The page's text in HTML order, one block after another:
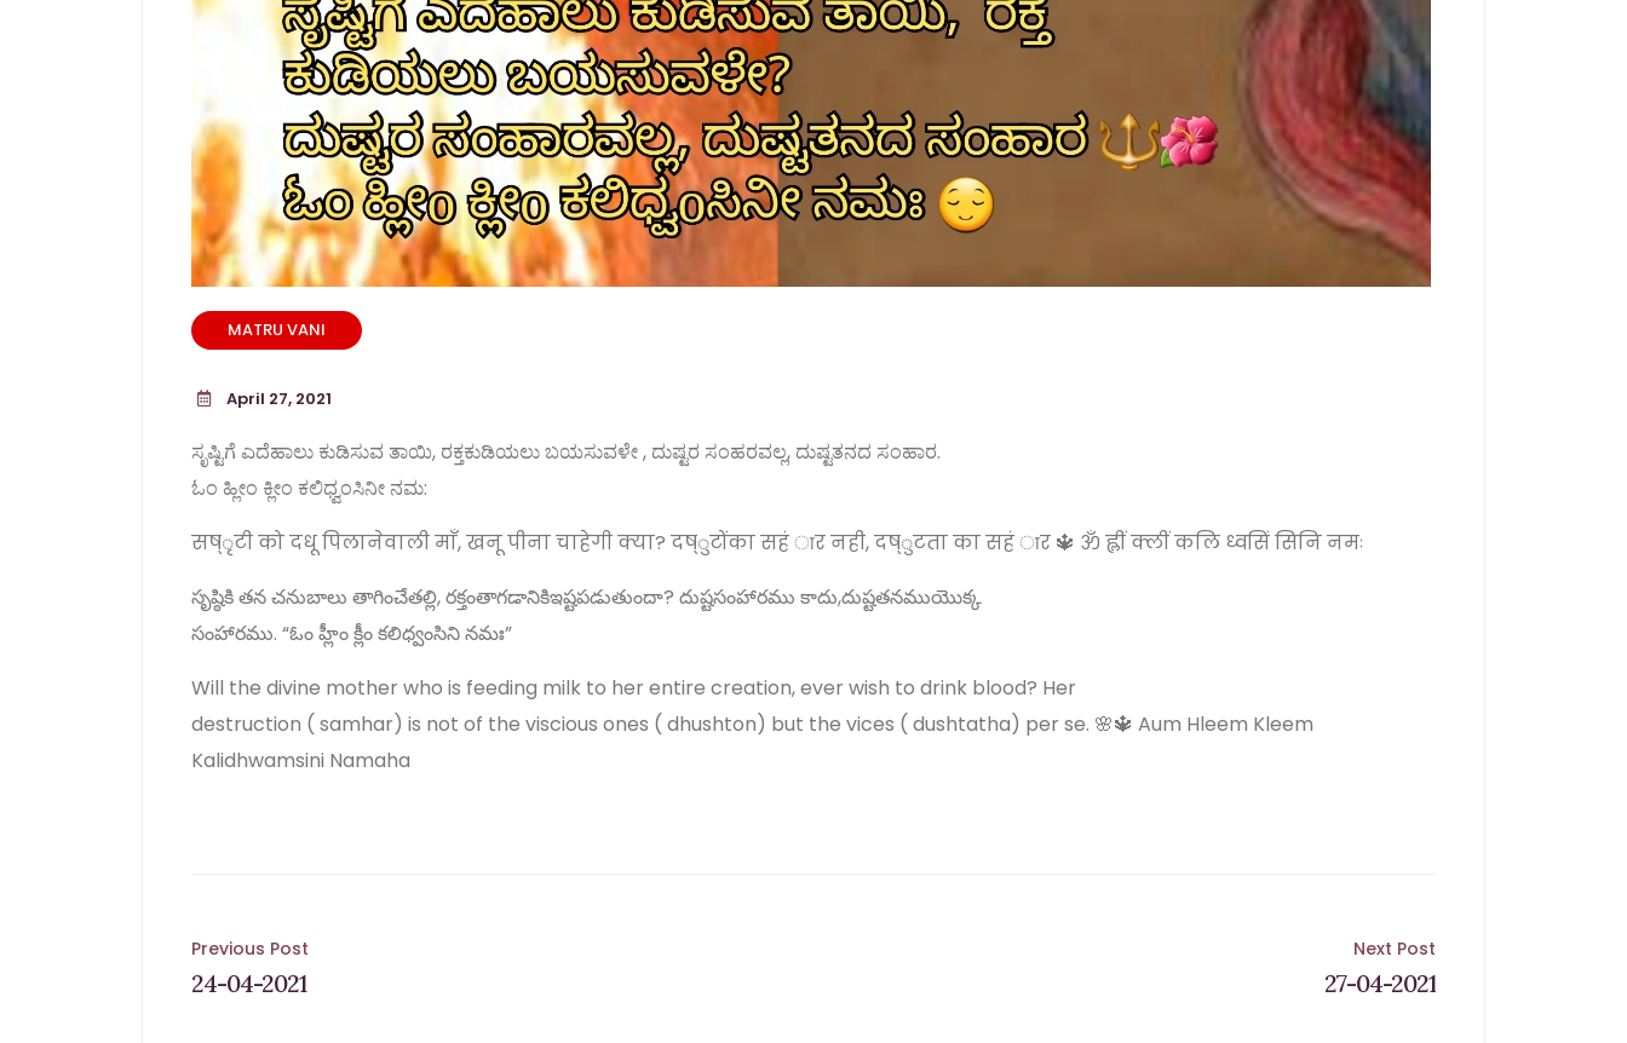
MATRU VANI
April 27, 2021
ಸೃಷ್ಟಿಗೆ ಎದೆಹಾಲು ಕುಡಿಸುವ ತಾಯಿ, ರಕ್ತಕುಡಿಯಲು ಬಯಸುವಳೇ , ದುಷ್ಟರ ಸಂಹರವಲ್ಲ, ದುಷ್ಟತನದ ಸಂಹಾರ.
ಓಂ ಹ್ಲೀಂ ಕ್ಲೀಂ ಕಲಿಧ್ವಂಸಿನೀ ನಮ:
सष्ृटी को दधू पिलानेवाली माँ, खनू पीना चाहेगी क्या? दष्ुटोंका सहं ार नही, दष्ुटता का सहं ार 🔱 ॐ ह्लीं क्लीं कलि ध्वसिं सिनि नमः
సృష్ఠికి తన చనుబాలు తాగించేతల్లి, రక్తంతాగడానికిఇష్టపడుతుందా? దుష్టసంహారము కాదు,దుష్టతనముయొక్క
సంహారము. “ఓం హ్లీం క్లీం కలిధ్వంసిని నమః”
Will the divine mother who is feeding milk to her entire creation, ever wish to drink blood? Her
destruction ( samhar) is not of the viscious ones ( dhushton) but the vices ( dushtatha) per se. 🌸🔱 Aum Hleem Kleem
Kalidhwamsini Namaha
Post
Previous Post
24-04-2021
Next Post
27-04-2021